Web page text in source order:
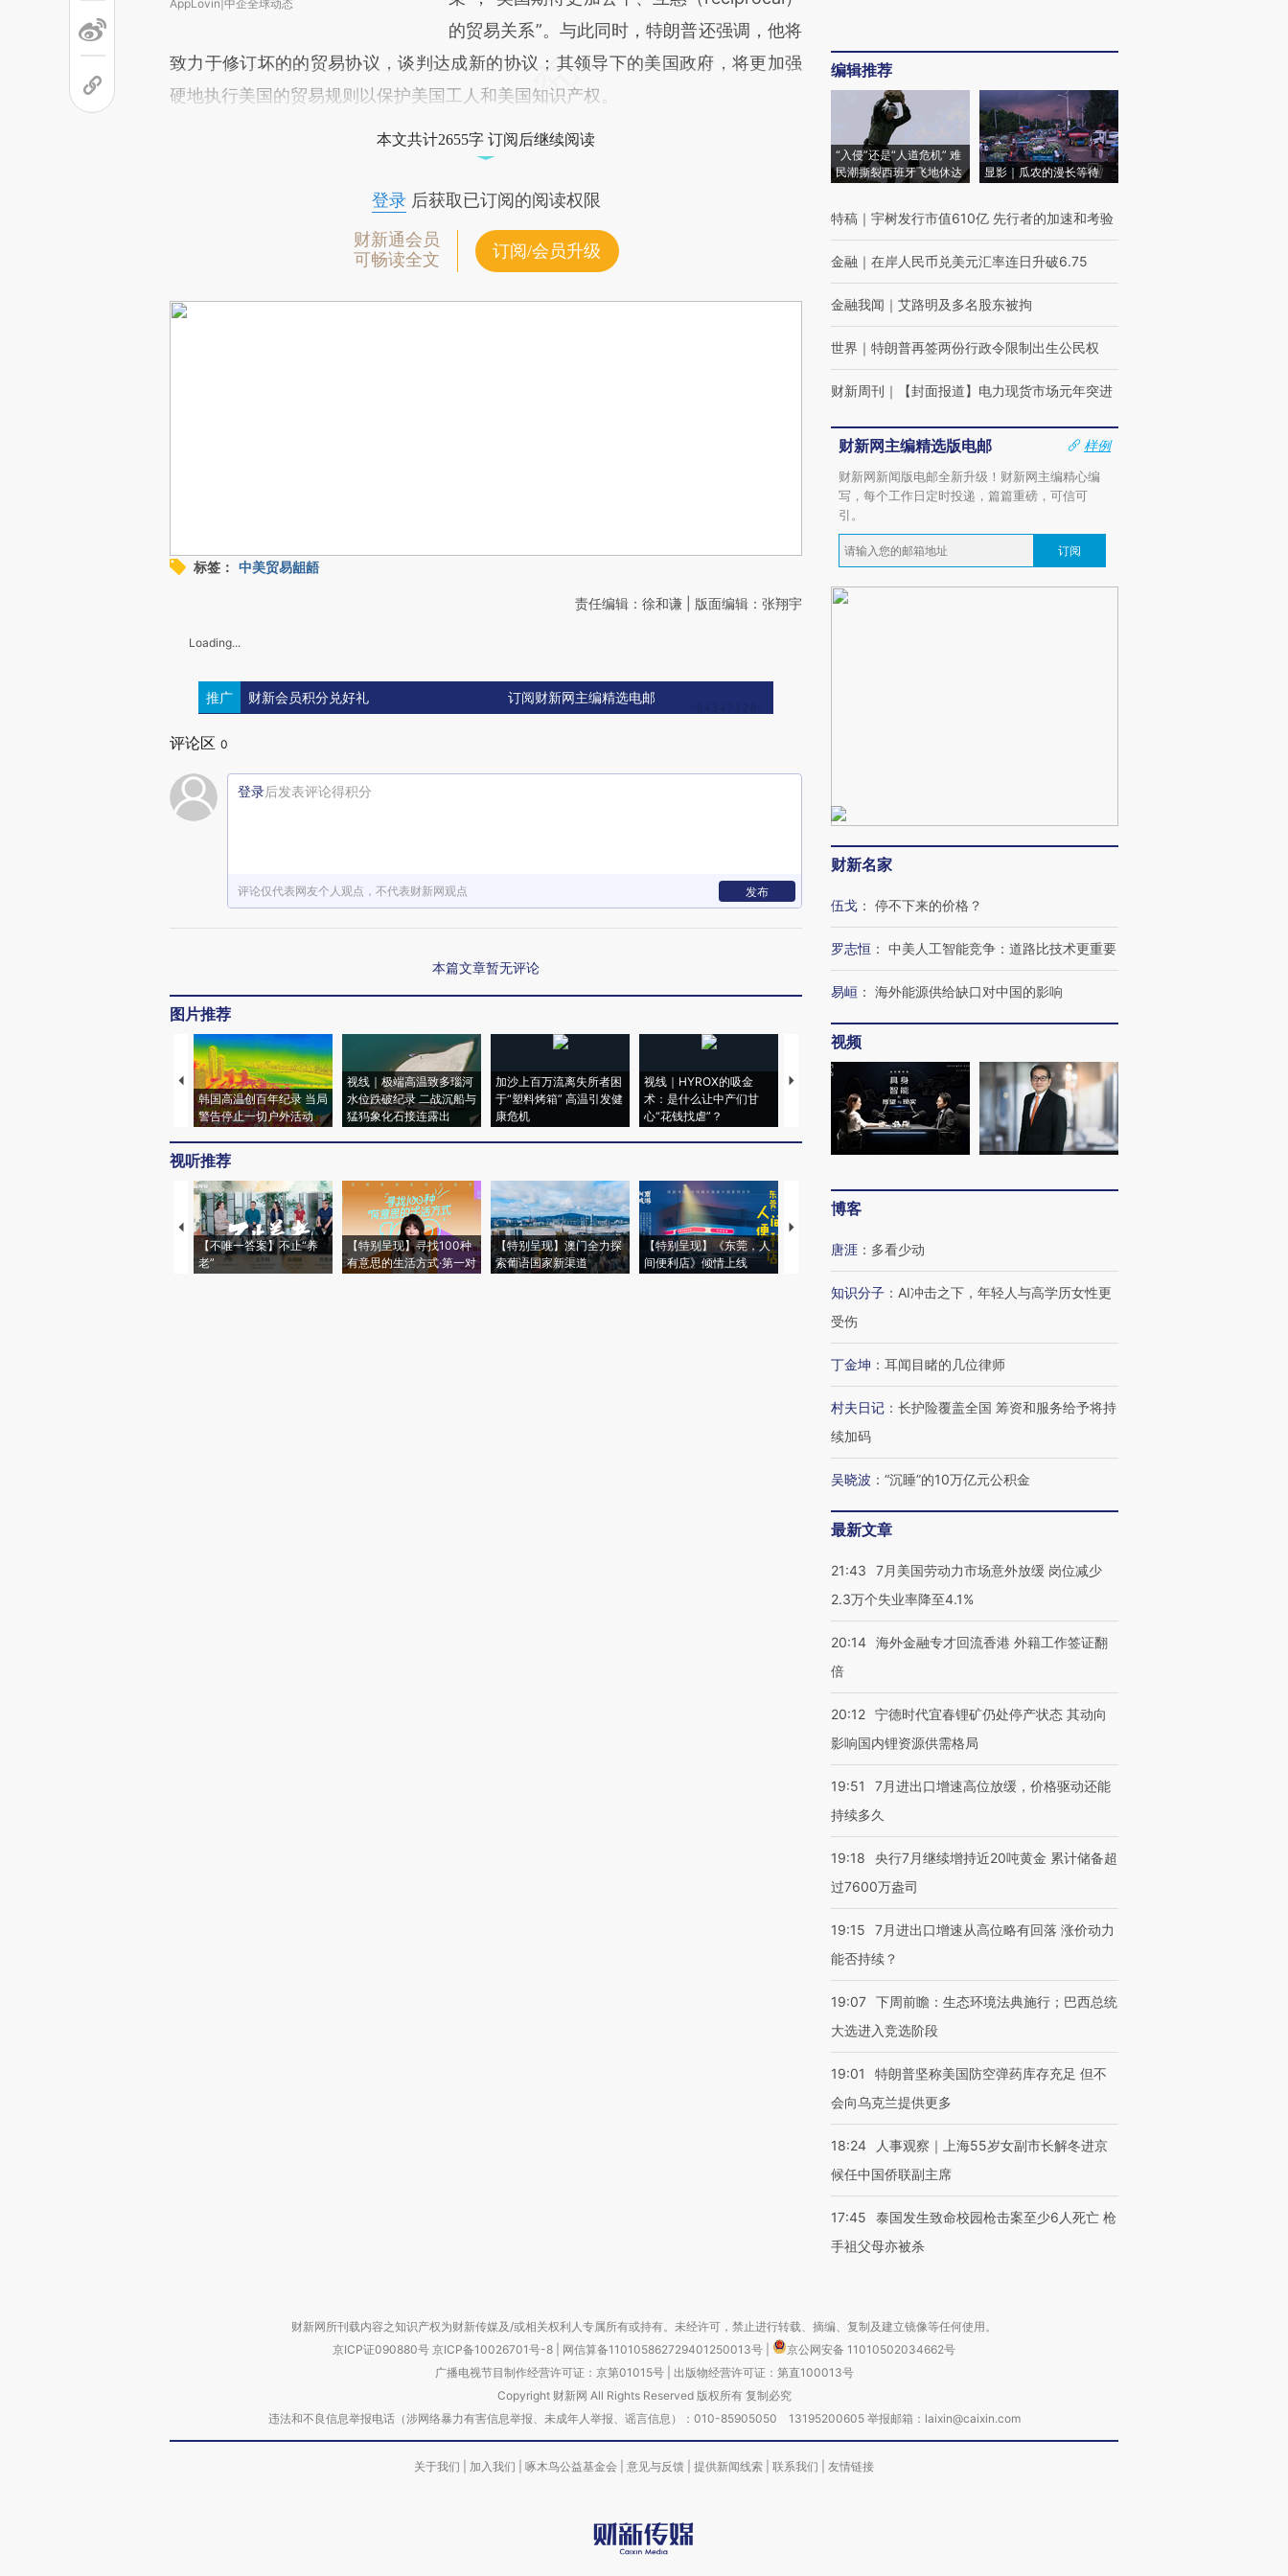
AppLovin|中企全球动态
的贸易关系”。与此同时，特朗普还强调，他将
致力于修订坏的的贸易协议，谈判达成新的协议；其领导下的美国政府，将更加强
硬地执行美国的贸易规则以保护美国工人和美国知识产权。
本文共计2655字 订阅后继续阅读
登录后获取已订阅的阅读权限
财新通会员
可畅读全文
订阅/会员升级
标签： 中美贸易龃龉
责任编辑：徐和谦 | 版面编辑：张翔宇
Loading...
推广 财新会员积分兑好礼 订阅财新网主编精选电邮
评论区 0
登录后发表评论得积分
评论仅代表网友个人观点，不代表财新网观点 发布
本篇文章暂无评论
图片推荐
韩国高温创百年纪录 当局
警告停止一切户外活动
视线｜极端高温致多瑙河
水位跌破纪录 二战沉船与
猛犸象化石接连露出
加沙上百万流离失所者困
于“塑料烤箱” 高温引发健
康危机
视线｜HYROX的吸金
术：是什么让中产们甘
心“花钱找虐”？
马航飞行员跨国走私7万
粒摇头丸 尿检体内含3种
视线｜被称为“蟑螂”的印
度Z世代 用街头抗争将教
育部长拱下台
视线｜“入侵”还是“人道危
机”？难民潮撕裂西班牙
飞地休达
视听推荐
【不唯一答案】不止“养
老”
【特别呈现】寻找100种
有意思的生活方式·第一对
【特别呈现】澳门全力探
索葡语国家新渠道
【特别呈现】《东莞，人
间便利店》倾情上线
【推广】走进第四届链博
会，让数智科技“链”接产
编辑推荐
“入侵”还是“人道危机” 难
民潮撕裂西班牙飞地休达
显影｜瓜农的漫长等待
特稿 ｜ 宇树发行市值610亿 先行者的加速和考验
金融 ｜ 在岸人民币兑美元汇率连日升破6.75
金融我闻 ｜ 艾路明及多名股东被拘
世界 ｜ 特朗普再签两份行政令限制出生公民权
财新周刊 ｜ 【封面报道】电力现货市场元年突进
财新网主编精选版电邮
样例
财新网新闻版电邮全新升级！财新网主编精心编
写，每个工作日定时投递，篇篇重磅，可信可
引。
订阅
财新名家
伍戈 ： 停不下来的价格？
罗志恒 ： 中美人工智能竞争：道路比技术更重要
易峘 ： 海外能源供给缺口对中国的影响
视频
博客
唐涯 ： 多看少动
知识分子 ： AI冲击之下，年轻人与高学历女性更
受伤
丁金坤 ： 耳闻目睹的几位律师
村夫日记 ： 长护险覆盖全国 筹资和服务给予将持
续加码
吴晓波 ： “沉睡”的10万亿元公积金
最新文章
21:43
7月美国劳动力市场意外放缓 岗位减少
2.3万个失业率降至4.1%
20:14 海外金融专才回流香港 外籍工作签证翻
倍
20:12 宁德时代宜春锂矿仍处停产状态 其动向
影响国内锂资源供需格局
19:51
7月进出口增速高位放缓，价格驱动还能
持续多久
19:18
央行7月继续增持近20吨黄金 累计储备超
过7600万盎司
19:15
7月进出口增速从高位略有回落 涨价动力
能否持续？
19:07 下周前瞻：生态环境法典施行；巴西总统
大选进入竞选阶段
19:01
特朗普坚称美国防空弹药库存充足 但不
会向乌克兰提供更多
18:24
人事观察｜上海55岁女副市长解冬进京
候任中国侨联副主席
17:45
泰国发生致命校园枪击案至少6人死亡 枪
手祖父母亦被杀
财新网所刊载内容之知识产权为财新传媒及/或相关权利人专属所有或持有。未经许可，禁止进行转载、摘编、复制及建立镜像等任何使用。
京ICP证090880号 京ICP备10026701号-8 网信算备110105862729401250013号
京公网安备 11010502034662号
广播电视节目制作经营许可证：京第01015号| 出版物经营许可证：第直100013号
Copyright 财新网 All Rights Reserved 版权所有 复制必究
违法和不良信息举报电话（涉网络暴力有害信息举报、未成年人举报、谣言信息）：010-85905050 13195200605 举报邮箱：laixin@caixin.com
关于我们 加入我们 啄木鸟公益基金会 意见与反馈 提供新闻线索 联系我们 友情链接